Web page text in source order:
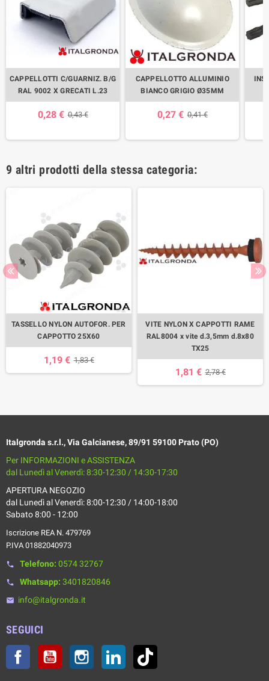
CAPPELLOTTI C/GUARNIZ. B/G
RAL 9002 X GRECATI L.23
0,28 € 0,43 €
CAPPELLOTTO ALLUMINIO
BIANCO GRIGIO Ø35MM
0,27 € 0,41 €
9 altri prodotti della stessa categoria:
TASSELLO NYLON AUTOFOR. PER
CAPPOTTO 25X60
1,19 € 1,83 €
VITE NYLON X CAPPOTTI RAME
RAL8004 x vite d.3,5mm d.8x80
TX25
1,81 € 2,78 €
Italgronda s.r.l., Via Galcianese, 89/91 59100 Prato (PO)
Per INFORMAZIONI e ASSISTENZA
dal Lunedì al Venerdì: 8:30-12:30 / 14:30-17:30
APERTURA NEGOZIO
dal Lunedì al Venerdì: 8:00-12:30 / 14:00-18:00
Sabato 8:00 - 12:00
Iscrizione REA N. 479769
P.IVA 01882040973
phone Telefono: 0574 32767
phone Whatsapp: 3401820846
email info@italgronda.it
SEGUICI
Facebook YouTube Instagram LinkedIn